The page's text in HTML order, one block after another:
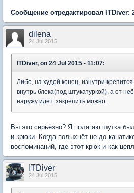
Сообщение отредактировал ITDiver:
dilena
24 Jul 2015
ITDiver, on 24 Jul 2015 - 11:07:
Либо, на худой конец, изнутри
внутрь блока(под штукатуркой), а от
наружу идёт. закрепить можно.
Вы это серьёзно? Я полагаю шутка
и крюки. Когда полыхнёт не до
воспоминаний, где этот крюк и как
ITDiver
24 Jul 2015